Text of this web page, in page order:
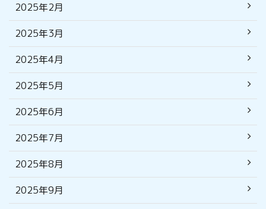
2025年2月
2025年3月
2025年4月
2025年5月
2025年6月
2025年7月
2025年8月
2025年9月